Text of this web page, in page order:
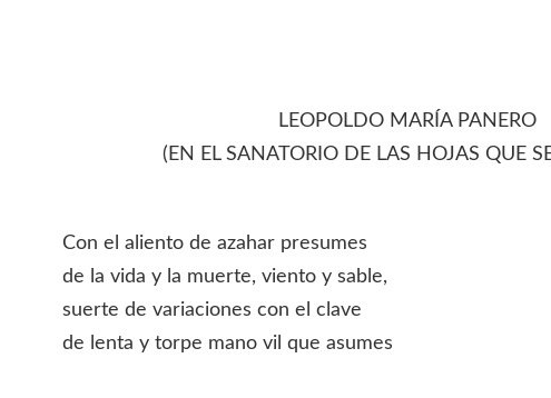
LEOPOLDO MARÍA PANERO
(EN EL SANATORIO DE LAS HOJAS QUE
Con el aliento de azahar presumes
de la vida y la muerte, viento y sable,
suerte de variaciones con el clave
de lenta y torpe mano vil que asumes